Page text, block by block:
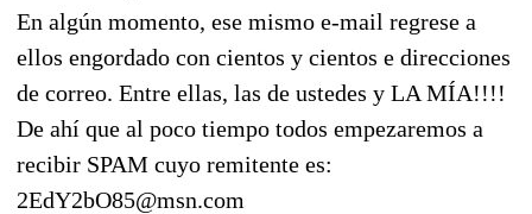
En algún momento, ese mismo e-mail regrese a
ellos engordado con cientos y cientos e direcciones
de correo. Entre ellas, las de ustedes y LA MÍA!!!!
De ahí que al poco tiempo todos empezaremos a
recibir SPAM cuyo remitente es:
2EdY2bO85@msn.com